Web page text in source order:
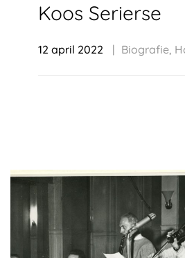
Koos Serierse
12 april 2022 Biografie,